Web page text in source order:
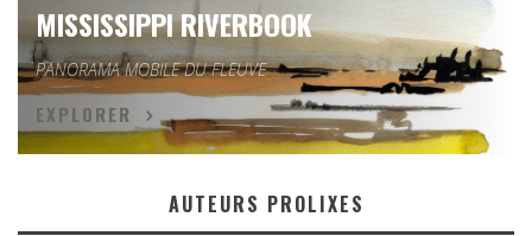
MISSISSIPPI RIVERBOOK
PANORAMA MOBILE DU FLEUVE
EXPLORER
AUTEURS PROLIXES